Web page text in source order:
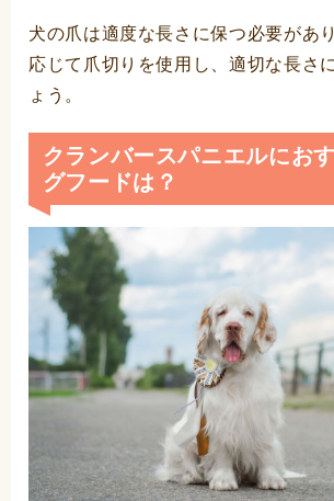
犬の爪は適度な長さに保つ必要があ
応じて爪切りを使用し、適切な長さ
ょう。
クランバースパニエルにお
グフードは？